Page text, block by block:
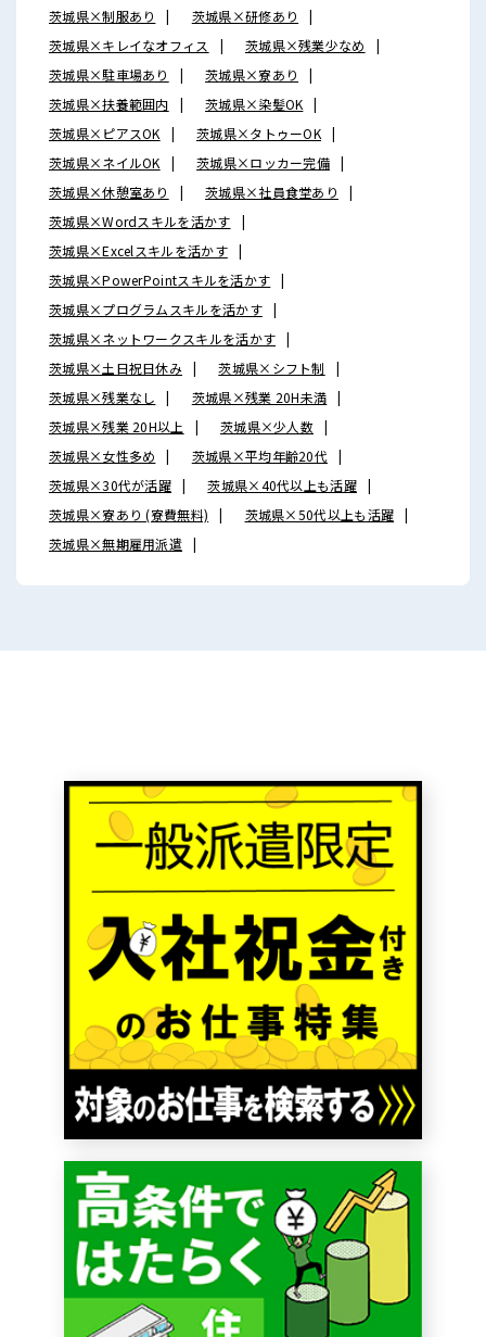
茨城県×制服あり
茨城県×研修あり
茨城県×キレイなオフィス
茨城県×残業少なめ
茨城県×駐車場あり
茨城県×寮あり
茨城県×扶養範囲内
茨城県×染髪OK
茨城県×ピアスOK
茨城県×タトゥーOK
茨城県×ネイルOK
茨城県×ロッカー完備
茨城県×休憩室あり
茨城県×社員食堂あり
茨城県×Wordスキルを活かす
茨城県×Excelスキルを活かす
茨城県×PowerPointスキルを活かす
茨城県×プログラムスキルを活かす
茨城県×ネットワークスキルを活かす
茨城県×土日祝日休み
茨城県×シフト制
茨城県×残業なし
茨城県×残業 20H未満
茨城県×残業 20H以上
茨城県×少人数
茨城県×女性多め
茨城県×平均年齢20代
茨城県×30代が活躍
茨城県×40代以上も活躍
茨城県×寮あり (寮費無料)
茨城県×50代以上も活躍
茨城県×無期雇用派遣